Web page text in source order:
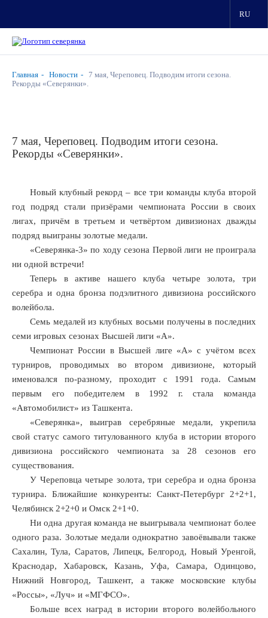
RU
Главная Новости
7 мая, Череповец. Подводим итоги сезона.
Рекорды «Северянки».
7 мая, Череповец. Подводим итоги сезона.
Рекорды «Северянки».
Новый клубный рекорд – все три команды клуба второй
год подряд стали призёрами чемпионата России в своих
лигах, причём в третьем и четвёртом дивизионах дважды
подряд выиграны золотые медали.
«Северянка-3» по ходу сезона Первой лиги не проиграла
ни одной встречи!
Теперь в активе нашего клуба четыре золота, три
серебра и одна бронза подэлитного дивизиона российского
волейбола.
Семь медалей из клубных восьми получены в последних
семи игровых сезонах Высшей лиги «А».
Чемпионат России в Высшей лиге «А» с учётом всех
турниров, проводимых во втором дивизионе, который
именовался по-разному, проходит с 1991 года. Самым
первым его победителем в 1992 г. стала команда
«Автомобилист» из Ташкента.
«Северянка», выиграв серебряные медали, укрепила
свой статус самого титулованного клуба в истории второго
дивизиона российского чемпионата за 28 сезонов его
существования.
У Череповца четыре золота, три серебра и одна бронза
турнира. Ближайшие конкуренты: Санкт-Петербург 2+2+1,
Челябинск 2+2+0 и Омск 2+1+0.
Ни одна другая команда не выигрывала чемпионат более
одного раза. Золотые медали однократно завоёвывали также
Сахалин, Тула, Саратов, Липецк, Белгород, Новый Уренгой,
Краснодар, Хабаровск, Казань, Уфа, Самара, Одинцово,
Нижний Новгород, Ташкент, а также московские клубы
«Россы», «Луч» и «МГФСО».
Больше всех наград в истории второго волейбольного